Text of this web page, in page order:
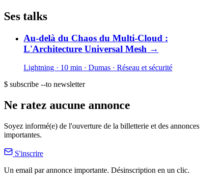
Ses talks
Au-delà du Chaos du Multi-Cloud :
L'Architecture Universal Mesh →
Lightning · 10 min · Dumas · Réseau et sécurité
$ subscribe --to newsletter
Ne ratez aucune annonce
Soyez informé(e) de l'ouverture de la billetterie et des annonces
importantes.
S'inscrire
Un email par annonce importante. Désinscription en un clic.